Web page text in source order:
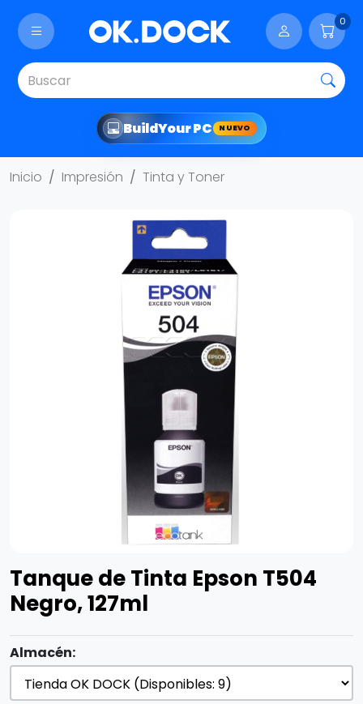
0
BuildYour PC NUEVO
Inicio Impresión Tinta y Toner
Tanque de Tinta Epson T504
Negro, 127ml
Almacén: